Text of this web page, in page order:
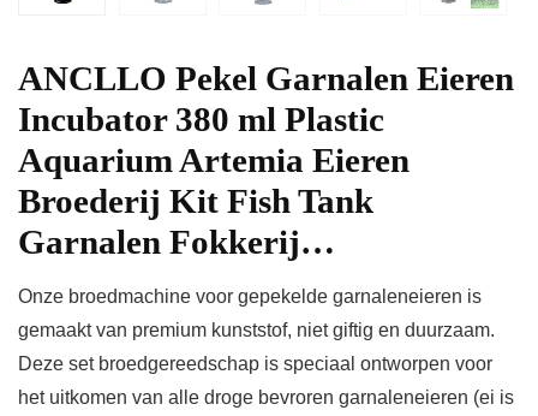
ANCLLO Pekel Garnalen Eieren
Incubator 380 ml Plastic
Aquarium Artemia Eieren
Broederij Kit Fish Tank
Garnalen Fokkerij…
Onze broedmachine voor gepekelde garnaleneieren is
gemaakt van premium kunststof, niet giftig en duurzaam.
Deze set broedgereedschap is speciaal ontworpen voor
het uitkomen van alle droge bevroren garnaleneieren (ei is